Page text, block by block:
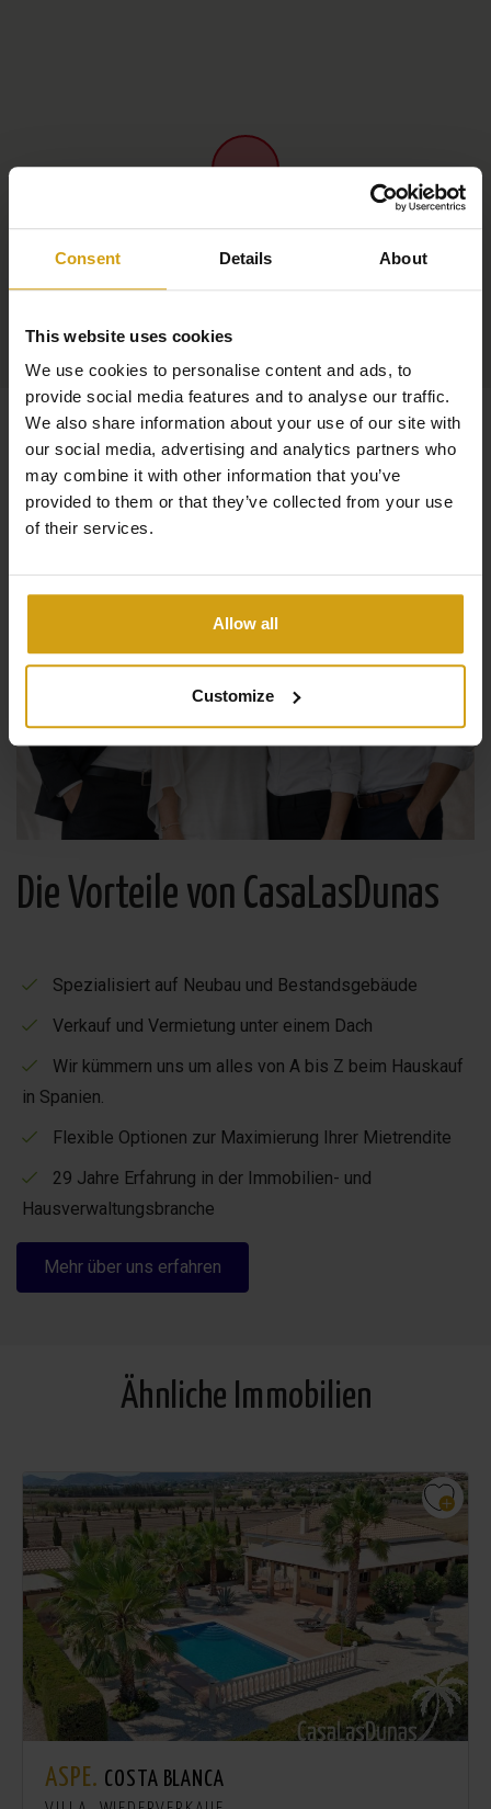
Consent Details About
This website uses cookies
We use cookies to personalise content and ads, to
provide social media features and to analyse our traffic.
We also share information about your use of our site with
our social media, advertising and analytics partners who
may combine it with other information that you’ve
provided to them or that they’ve collected from your use
of their services.
Allow all
Customize
Die Vorteile von CasaLasDunas
Spezialisiert auf Neubau und Bestandsgebäude
Verkauf und Vermietung unter einem Dach
Wir kümmern uns um alles von A bis Z beim Hauskauf
in Spanien.
Flexible Optionen zur Maximierung Ihrer Mietrendite
29 Jahre Erfahrung in der Immobilien- und
Hausverwaltungsbranche
Mehr über uns erfahren
Ähnliche Immobilien
ASPE. COSTA BLANCA